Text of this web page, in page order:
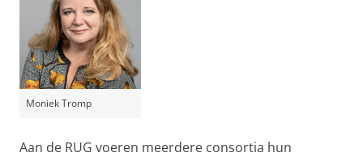
Moniek Tromp
Aan de RUG voeren meerdere consortia hun